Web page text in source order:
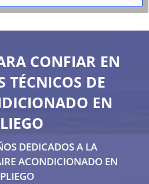
CONFIAR EN
TÉCNICOS DE
EN
DEDICADOS A LA
ACONDICIONADO EN
PLIEGO